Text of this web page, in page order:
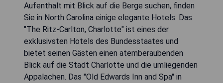
Aufenthalt mit Blick auf die Berge suchen, finden
Sie in North Carolina einige elegante Hotels. Das
"The Ritz-Carlton, Charlotte" ist eines der
exklusivsten Hotels des Bundesstaates und
bietet seinen Gästen einen atemberaubenden
Blick auf die Stadt Charlotte und die umliegenden
Appalachen. Das "Old Edwards Inn and Spa" in